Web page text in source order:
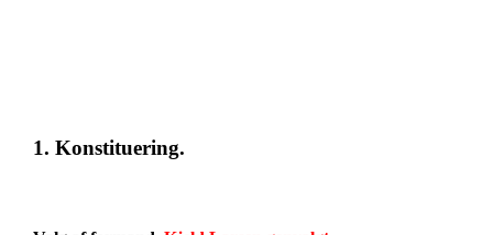
1. Konstituering.